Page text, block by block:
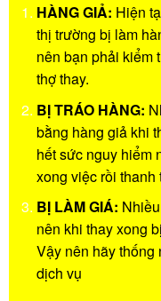
HÀNG GIẢ: Hiện
thị trường bị làm
nên bạn phải kiểm
thợ thay.
BỊ TRÁO HÀNG:
bằng hàng giả khi
hết sức nguy hiểm
xong việc rồi thanh
BỊ LÀM GIÁ:
nên khi thay xong
Vậy nên hãy thống
dịch vụ